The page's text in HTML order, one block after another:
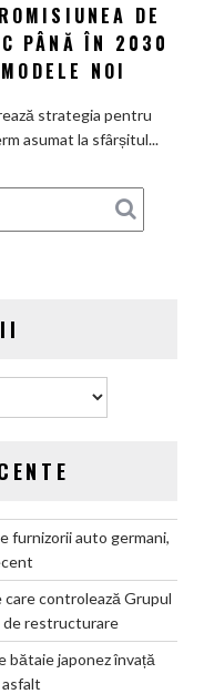
Peugeot
renunță
la
de
a
electric
până
modele
DE
PÂNĂ ÎN 2030
NOI
strategia pentru
asumat la sfârșitul...
furnizorii auto germani,
care controlează Grupul
de restructurare
bătaie japonez învață